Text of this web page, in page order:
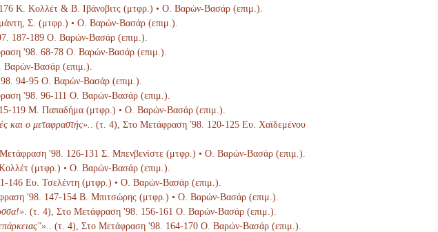
Κ. Κολλέτ & Β. Ιβάνοβιτς (μτφρ.) • Ο. Βαρών-Βασάρ (επιμ.).
Σ. (μτφρ.) • Ο. Βαρών-Βασάρ (επιμ.).
187-189 Ο. Βαρών-Βασάρ (επιμ.).
'98. 68-78 Ο. Βαρών-Βασάρ (επιμ.).
Βασάρ (επιμ.).
94-95 Ο. Βαρών-Βασάρ (επιμ.).
'98. 96-111 Ο. Βαρών-Βασάρ (επιμ.).
119 Μ. Παπαδήμα (μτφρ.) • Ο. Βαρών-Βασάρ (επιμ.).
και ο μεταφραστής».
. (τ. 4), Στο Μετάφραση '98. 120-125 Ευ. Χαϊδεμένου
Μετάφραση '98. 126-131 Σ. Μπενβενίστε (μτφρ.) • Ο. Βαρών-Βασάρ (επιμ.).
(μτφρ.) • Ο. Βαρών-Βασάρ (επιμ.).
146 Ευ. Τσελέντη (μτφρ.) • Ο. Βαρών-Βασάρ (επιμ.).
'98. 147-154 Β. Μπιτσώρης (μτφρ.) • Ο. Βαρών-Βασάρ (επιμ.).
. (τ. 4), Στο Μετάφραση '98. 156-161 Ο. Βαρών-Βασάρ (επιμ.).
. (τ. 4), Στο Μετάφραση '98. 164-170 Ο. Βαρών-Βασάρ (επιμ.).